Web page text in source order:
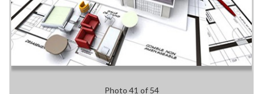
Photo 41 of 54